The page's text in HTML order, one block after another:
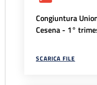
Congiuntura
Cesena - 1°
SCARICA FILE